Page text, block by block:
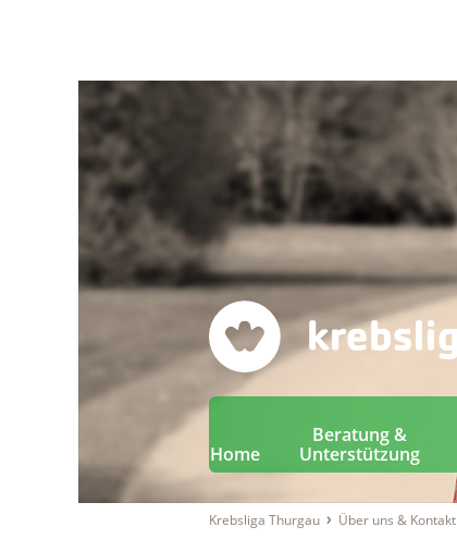
Home
Beratung &
Unterstützung
Krebsliga Thurgau Über uns & Kontakt